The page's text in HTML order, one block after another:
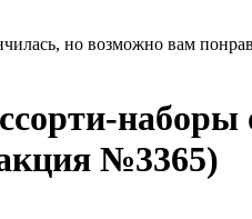
но возможно вам
наборы
№3365)